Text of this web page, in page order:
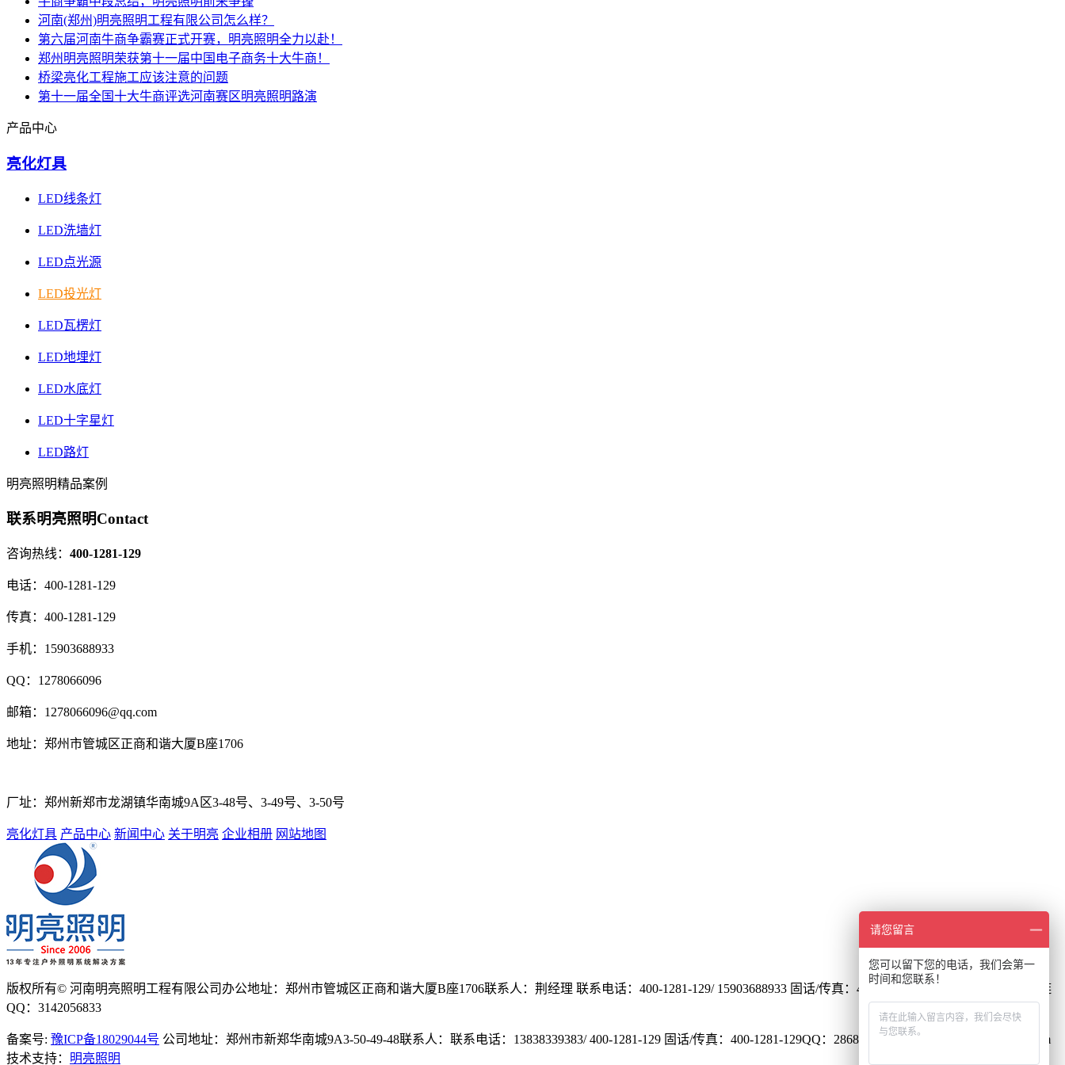
河南(郑州)明亮照明工程有限公司怎么样？
第六届河南牛商争霸赛正式开赛，明亮照明全力以赴！
郑州明亮照明荣获第十一届中国电子商务十大牛商！
桥梁亮化工程施工应该注意的问题
第十一届全国十大牛商评选河南赛区明亮照明路演
产品中心
亮化灯具
LED线条灯
LED洗墙灯
LED点光源
LED投光灯
LED瓦楞灯
LED地埋灯
LED水底灯
LED十字星灯
LED路灯
明亮照明精品案例
联系明亮照明Contact
咨询热线： 400-1281-129
电话： 400-1281-129
传真： 400-1281-129
手机： 15903688933
QQ： 1278066096
邮箱： 1278066096@qq.com
地址： 郑州市管城区正商和谐大厦B座1706
厂址： 郑州新郑市龙湖镇华南城9A区3-48号、3-49号、3-50号
亮化灯具 产品中心 新闻中心 关于明亮 企业相册 网站地图
版权所有© 河南明亮照明工程有限公司 办公地址：郑州市管城区正商和谐大厦B座1706联系人：荆经理 联系电话：400-1281-129/ 15903688933 固话/传真：400-1281-129QQ：1278066096
友链
QQ：3142056833
备案号: 豫ICP备18029044号 公司地址：郑州市新郑华南城9A3-50-49-48联系人： 联系电话：13838339383/ 400-1281-129 固话/传真：400-1281-129QQ：2868156032 邮箱：2868156032@qq.com
技术支持： 明亮照明
请您留言
您可以留下您的电话，我们会第一
时间和您联系！